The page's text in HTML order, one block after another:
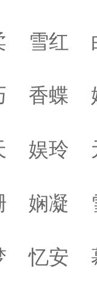
雪红
香蝶
娱玲
娴凝
忆安